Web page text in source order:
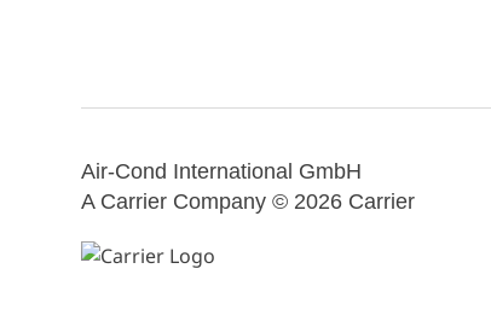
Air-Cond International GmbH
A Carrier Company ©️ 2026 Carrier